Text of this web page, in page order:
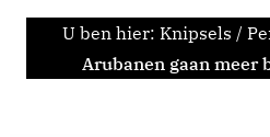
U ben hier: Knipsels /
Arubanen gaan meer